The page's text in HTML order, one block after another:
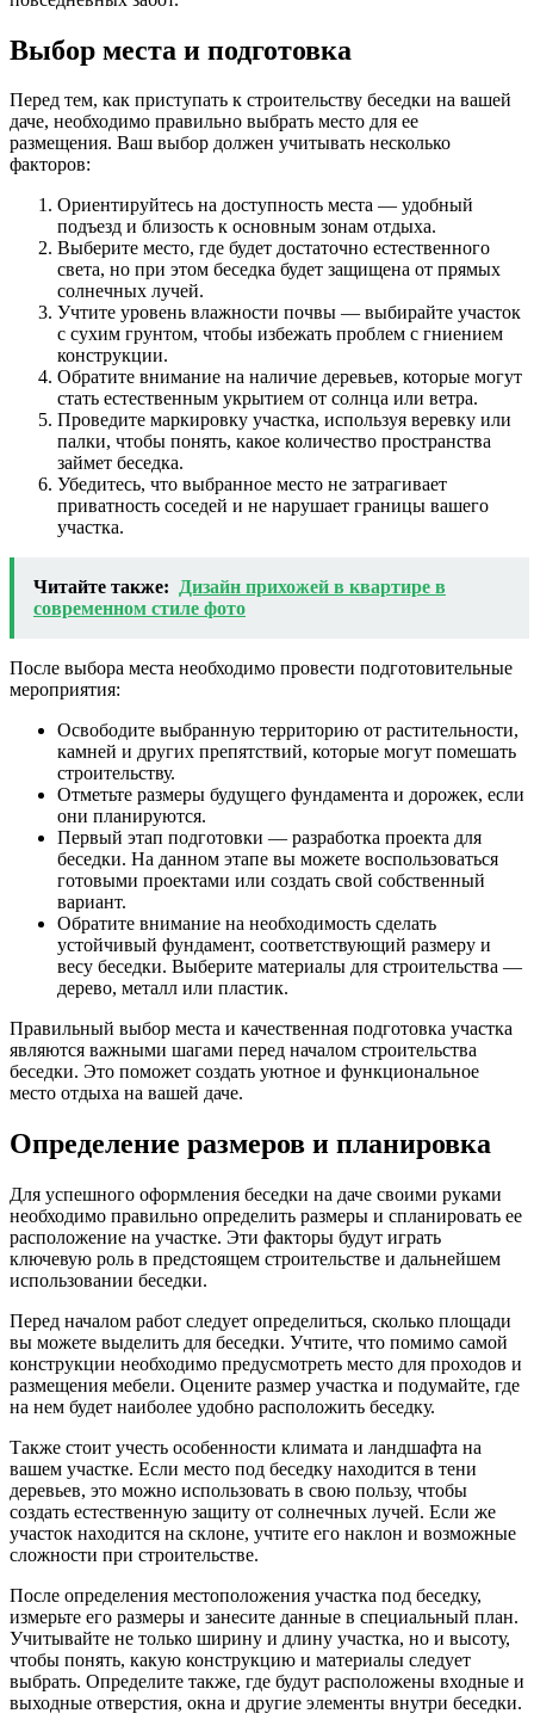
Выбор места и подготовка
Перед тем, как приступать к строительству беседки на вашей
даче, необходимо правильно выбрать место для ее
размещения. Ваш выбор должен учитывать несколько
факторов:
Ориентируйтесь на доступность места — удобный
подъезд и близость к основным зонам отдыха.
Выберите место, где будет достаточно естественного
света, но при этом беседка будет защищена от прямых
солнечных лучей.
Учтите уровень влажности почвы — выбирайте участок
с сухим грунтом, чтобы избежать проблем с гниением
конструкции.
Обратите внимание на наличие деревьев, которые могут
стать естественным укрытием от солнца или ветра.
Проведите маркировку участка, используя веревку или
палки, чтобы понять, какое количество пространства
займет беседка.
Убедитесь, что выбранное место не затрагивает
приватность соседей и не нарушает границы вашего
участка.
Читайте также: Дизайн прихожей в квартире в
современном стиле фото
После выбора места необходимо провести подготовительные
мероприятия:
Освободите выбранную территорию от растительности,
камней и других препятствий, которые могут помешать
строительству.
Отметьте размеры будущего фундамента и дорожек, если
они планируются.
Первый этап подготовки — разработка проекта для
беседки. На данном этапе вы можете воспользоваться
готовыми проектами или создать свой собственный
вариант.
Обратите внимание на необходимость сделать
устойчивый фундамент, соответствующий размеру и
весу беседки. Выберите материалы для строительства —
дерево, металл или пластик.
Правильный выбор места и качественная подготовка участка
являются важными шагами перед началом строительства
беседки. Это поможет создать уютное и функциональное
место отдыха на вашей даче.
Определение размеров и планировка
Для успешного оформления беседки на даче своими руками
необходимо правильно определить размеры и спланировать ее
расположение на участке. Эти факторы будут играть
ключевую роль в предстоящем строительстве и дальнейшем
использовании беседки.
Перед началом работ следует определиться, сколько площади
вы можете выделить для беседки. Учтите, что помимо самой
конструкции необходимо предусмотреть место для проходов и
размещения мебели. Оцените размер участка и подумайте, где
на нем будет наиболее удобно расположить беседку.
Также стоит учесть особенности климата и ландшафта на
вашем участке. Если место под беседку находится в тени
деревьев, это можно использовать в свою пользу, чтобы
создать естественную защиту от солнечных лучей. Если же
участок находится на склоне, учтите его наклон и возможные
сложности при строительстве.
После определения местоположения участка под беседку,
измерьте его размеры и занесите данные в специальный план.
Учитывайте не только ширину и длину участка, но и высоту,
чтобы понять, какую конструкцию и материалы следует
выбрать. Определите также, где будут расположены входные и
выходные отверстия, окна и другие элементы внутри беседки.